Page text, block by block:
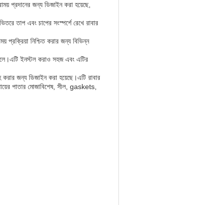
প্রদানের জন্য ডিজাইন করা হয়েছে,
তাপ এবং চাপের সংস্পর্শে রেখে রাবার
প্রক্রিয়া নিশ্চিত করার জন্য বিভিন্ন
ইনস্টল করাও সহজ এবং এটির
জন্য ডিজাইন করা হয়েছে।এটি রাবার
পাতার মোজাবিশেষ, সীল, gaskets,